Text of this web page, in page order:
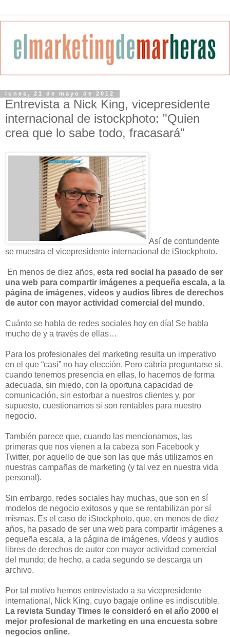
lunes, 21 de mayo de 2012
Entrevista a Nick King, vicepresidente
internacional de istockphoto: "Quien
crea que lo sabe todo, fracasará"
Así de contundente
se muestra el vicepresidente internacional de iStockphoto.
En menos de diez años, esta red social ha pasado de ser
una web para compartir imágenes a pequeña escala, a la
página de imágenes, vídeos y audios libres de derechos
de autor con mayor actividad comercial del mundo.
Cuánto se habla de redes sociales hoy en día! Se habla
mucho de y a través de ellas…
Para los profesionales del marketing resulta un imperativo
en el que “casi” no hay elección. Pero cabría preguntarse si,
cuando tenemos presencia en ellas, lo hacemos de forma
adecuada, sin miedo, con la oportuna capacidad de
comunicación, sin estorbar a nuestros clientes y, por
supuesto, cuestionarnos si son rentables para nuestro
negocio.
También parece que, cuando las mencionamos, las
primeras que nos vienen a la cabeza son Facebook y
Twitter, por aquello de que son las que más utilizamos en
nuestras campañas de marketing (y tal vez en nuestra vida
personal).
Sin embargo, redes sociales hay muchas, que son en sí
modelos de negocio exitosos y que se rentabilizan por sí
mismas. Es el caso de iStockphoto, que, en menos de diez
años, ha pasado de ser una web para compartir imágenes a
pequeña escala, a la página de imágenes, vídeos y audios
libres de derechos de autor con mayor actividad comercial
del mundo; de hecho, a cada segundo se descarga un
archivo.
Por tal motivo hemos entrevistado a su vicepresidente
international, Nick King, cuyo bagaje online es indiscutible.
La revista Sunday Times le consideró en el año 2000 el
mejor profesional de marketing en una encuesta sobre
negocios online.